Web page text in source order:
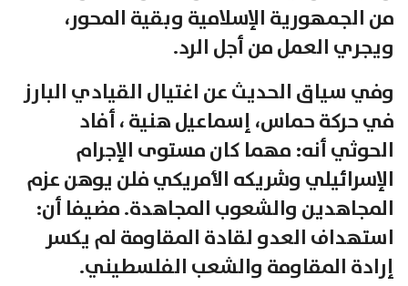
من الجمهورية الإسلامية وبقية المحور،
ويجري العمل من أجل الرد.
وفي سياق الحديث عن اغتيال القيادي البارز
في حركة حماس، إسماعيل هنية ، أفاد
الحوثي أنه: مهما كان مستوى الإجرام
الإسرائيلي وشريكه الأمريكي فلن يوهن عزم
المجاهدين والشعوب المجاهدة. مضيفا أن:
استهداف العدو لقادة المقاومة لم يكسر
إرادة المقاومة والشعب الفلسطيني.